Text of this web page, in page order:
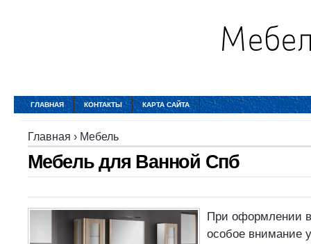
ГЛАВНАЯ КОНТАКТЫ КАРТА САЙТА
Главная › Мебель
Мебель для Ванной Спб
При оформлении
особое внимание